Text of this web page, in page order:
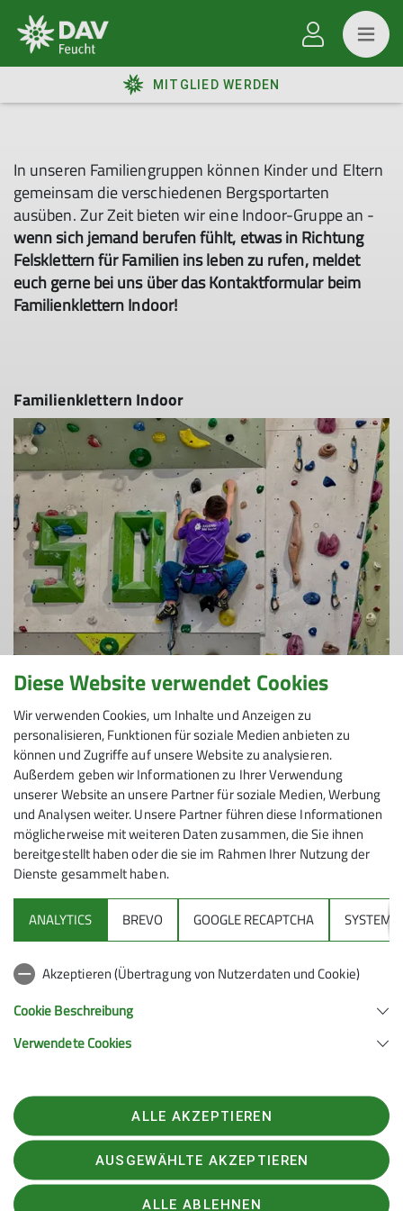
MITGLIED WERDEN
In unseren Familiengruppen können Kinder und Eltern
gemeinsam die verschiedenen Bergsportarten
ausüben. Zur Zeit bieten wir eine Indoor-Gruppe an -
wenn sich jemand berufen fühlt, etwas in Richtung
Felsklettern für Familien ins leben zu rufen, meldet
euch gerne bei uns über das Kontaktformular beim
Familienklettern Indoor!
Familienklettern Indoor
© Patrick Völkel | DAV-Sektion Feucht
Klettern für die ganze Familie
im DAV-Kletterzentrum Feucht.
Zur Detailseite
Sektion
Gruppen
90537 Feucht
Telefon +4991287238865
Diese Website verwendet Cookies
Wir verwenden Cookies, um Inhalte und Anzeigen zu
personalisieren, Funktionen für soziale Medien anbieten zu
können und Zugriffe auf unsere Website zu analysieren.
Außerdem geben wir Informationen zu Ihrer Verwendung
unserer Website an unsere Partner für soziale Medien, Werbung
und Analysen weiter. Unsere Partner führen diese Informationen
möglicherweise mit weiteren Daten zusammen, die Sie ihnen
bereitgestellt haben oder die sie im Rahmen Ihrer Nutzung der
Dienste gesammelt haben.
ANALYTICS BREVO GOOGLE RECAPTCHA SYSTEM
Akzeptieren (Übertragung von Nutzerdaten und Cookie)
Cookie Beschreibung
Verwendete Cookies
ALLE AKZEPTIEREN
AUSGEWÄHLTE AKZEPTIEREN
ALLE ABLEHNEN